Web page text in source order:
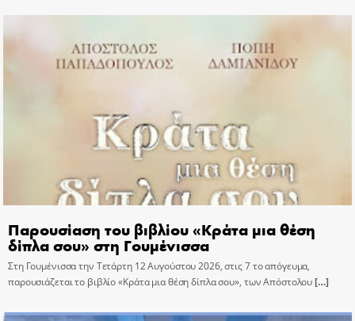
Παρουσίαση του βιβλίου «Κράτα μια θέση
δίπλα σου» στη Γουμένισσα
Στη Γουμένισσα την Τετάρτη 12 Αυγούστου 2026, στις 7 το απόγευμα,
παρουσιάζεται το βιβλίο «Κράτα μια θέση δίπλα σου», των Απόστολου[…]